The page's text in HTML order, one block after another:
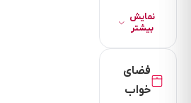
خوابه
که
یک
اتاق
خوا
نمایش
بیشتر
فضای
خواب